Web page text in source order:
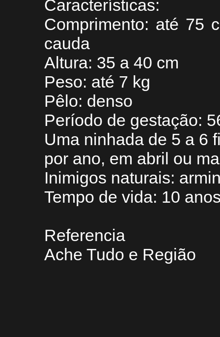
Características:
Comprimento: até 75
cauda
Altura: 35 a 40 cm
Peso: até 7 kg
Pêlo: denso
Período de gestação:
Uma ninhada de 5 a 6
por ano, em abril ou
Inimigos naturais:
Tempo de vida: 10
Referencia
Ache Tudo e Região